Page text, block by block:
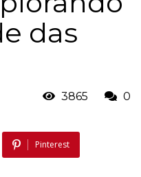
das
3865 0
Pinterest